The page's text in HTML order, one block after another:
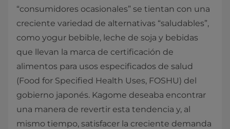
“consumidores ocasionales” se tientan con una
creciente variedad de alternativas “saludables”,
como yogur bebible, leche de soja y bebidas
que llevan la marca de certificación de
alimentos para usos especificados de salud
(Food for Specified Health Uses, FOSHU) del
gobierno japonés. Kagome deseaba encontrar
una manera de revertir esta tendencia y, al
mismo tiempo, satisfacer la creciente demanda